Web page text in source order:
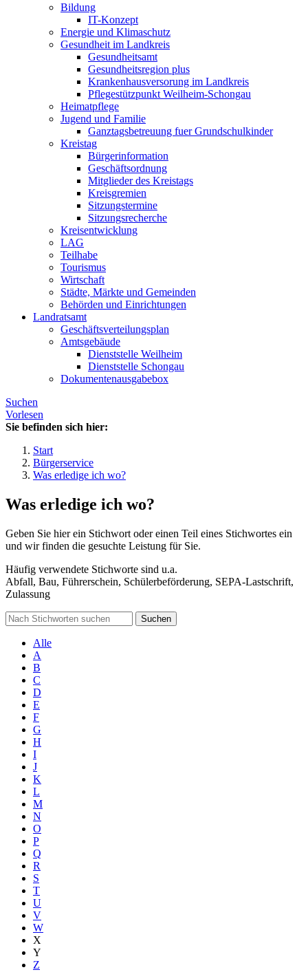
Bildung
IT-Konzept
Energie und Klimaschutz
Gesundheit im Landkreis
Gesundheitsamt
Gesundheitsregion plus
Krankenhausversorung im Landkreis
Pflegestützpunkt Weilheim-Schongau
Heimatpflege
Jugend und Familie
Ganztagsbetreuung fuer Grundschulkinder
Kreistag
Bürgerinformation
Geschäftsordnung
Mitglieder des Kreistags
Kreisgremien
Sitzungstermine
Sitzungsrecherche
Kreisentwicklung
LAG
Teilhabe
Tourismus
Wirtschaft
Städte, Märkte und Gemeinden
Behörden und Einrichtungen
Landratsamt
Geschäftsverteilungsplan
Amtsgebäude
Dienststelle Weilheim
Dienststelle Schongau
Dokumentenausgabebox
Suchen
Vorlesen
Sie befinden sich hier:
Start
Bürgerservice
Was erledige ich wo?
Was erledige ich wo?
Geben Sie hier ein Stichwort oder einen Teil eines Stichwortes ein
und wir finden die gesuchte Leistung für Sie.
Häufig verwendete Stichworte sind u.a.
Abfall, Bau, Führerschein, Schülerbeförderung, SEPA-Lastschrift,
Zulassung
Suchen
Alle
A
B
C
D
E
F
G
H
I
J
K
L
M
N
O
P
Q
R
S
T
U
V
W
X
Y
Z